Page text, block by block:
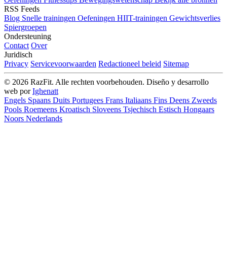
RSS Feeds
Blog Snelle trainingen Oefeningen HIIT-trainingen Gewichtsverlies
Spiergroepen
Ondersteuning
Contact Over
Juridisch
Privacy Servicevoorwaarden Redactioneel beleid Sitemap
© 2026 RazFit. Alle rechten voorbehouden. Diseño y desarrollo
web porIghenatt
Engels Spaans Duits Portugees Frans Italiaans Fins Deens Zweeds
Pools Roemeens Kroatisch Sloveens Tsjechisch Estisch Hongaars
Noors Nederlands